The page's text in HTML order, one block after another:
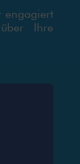
engagiert
Ihre